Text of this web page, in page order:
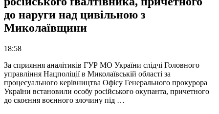
до наруги над цивільною з
Миколаївщини
18:58
За сприяння аналітиків ГУР МО України слідчі Головного
управління Нацполіції в Миколаївській області за
процесуального керівництва Офісу Генерального прокурора
України встановили особу російського окупанта, причетного
до скоєння воєнного злочину під …